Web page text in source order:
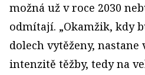
možná už v roce 2030
odmítají. „Okamžik, kdy
dolech vytěženy, nastane
intenzitě těžby, tedy na